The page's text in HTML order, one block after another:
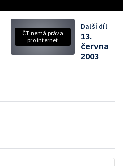
ČT nemá práva
pro internet
Další díl
13.
června
2003